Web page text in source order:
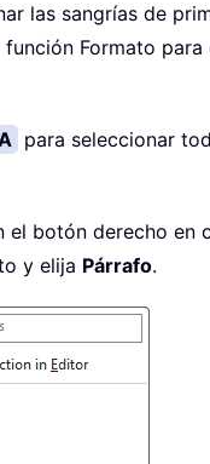
las sangrías de
Formato
para seleccionar
el botón derecho en
y elija Párrafo.